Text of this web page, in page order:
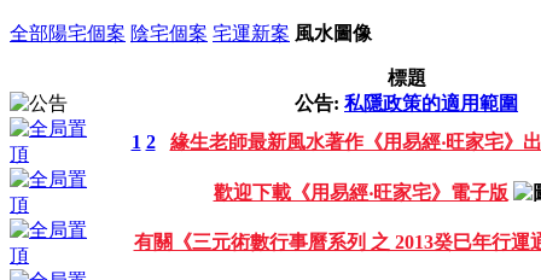
全部陽宅個案 陰宅個案 宅運新案 風水圖像
標題
公告: 私隱政策的適用範圍
1 2 緣生老師最新風水著作《用易經‧旺家宅》
歡迎下載《用易經‧旺家宅》電子版
有關《三元術數行事曆系列 之 2013癸巳年行運